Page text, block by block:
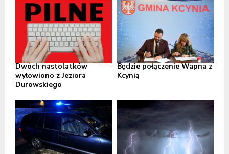
Dwóch nastolatków
wyłowiono z Jeziora
Durowskiego
Będzie połączenie Wapna z
Kcynią